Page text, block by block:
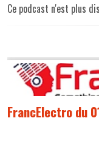
Ce podcast n'est plus
FrancElectro du